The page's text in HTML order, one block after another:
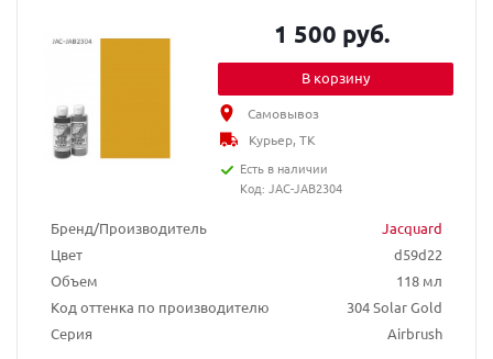
Бренд/Производитель
Jacquard
Цвет
d59d22
Объем
118 мл
Код оттенка по производителю
304 Solar Gold
Серия
Airbrush
1 500 руб.
В корзину
Самовывоз
Курьер, ТК
Есть в наличии
Код: JAC-JAB2304